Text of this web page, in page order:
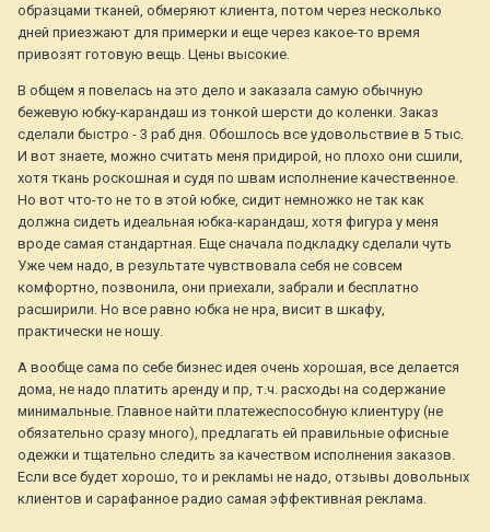
образцами тканей, обмеряют клиента, потом через несколько
дней приезжают для примерки и еще через какое-то время
привозят готовую вещь. Цены высокие.
В общем я повелась на это дело и заказала самую обычную
бежевую юбку-карандаш из тонкой шерсти до коленки. Заказ
сделали быстро - 3 раб дня. Обошлось все удовольствие в 5 тыс.
И вот знаете, можно считать меня придирой, но плохо они сшили,
хотя ткань роскошная и судя по швам исполнение качественное.
Но вот что-то не то в этой юбке, сидит немножко не так как
должна сидеть идеальная юбка-карандаш, хотя фигура у меня
вроде самая стандартная. Еще сначала подкладку сделали чуть
Уже чем надо, в результате чувствовала себя не совсем
комфортно, позвонила, они приехали, забрали и бесплатно
расширили. Но все равно юбка не нра, висит в шкафу,
практически не ношу.
А вообще сама по себе бизнес идея очень хорошая, все делается
дома, не надо платить аренду и пр, т.ч. расходы на содержание
минимальные. Главное найти платежеспособную клиентуру (не
обязательно сразу много), предлагать ей правильные офисные
одежки и тщательно следить за качеством исполнения заказов.
Если все будет хорошо, то и рекламы не надо, отзывы довольных
клиентов и сарафанное радио самая эффективная реклама.